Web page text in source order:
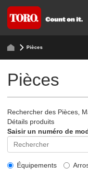
Pièces
Pièces
Rechercher des Pièces,
Détails produits
Saisir un numéro de
Équipements